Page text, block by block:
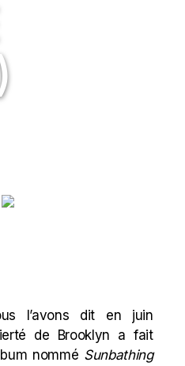
l’avons dit en juin
de Brooklyn a fait
nommé Sunbathing